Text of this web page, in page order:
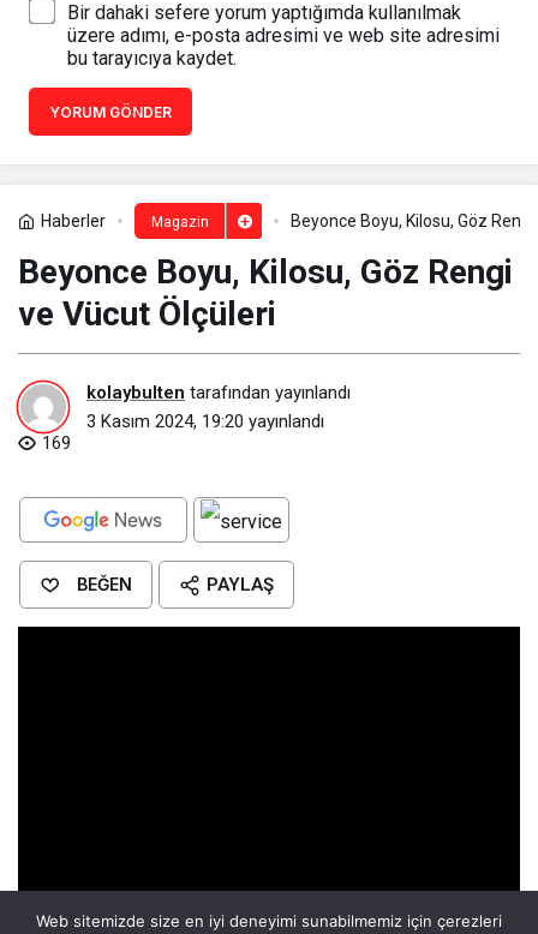
Bir dahaki sefere yorum yaptığımda kullanılmak
üzere adımı, e-posta adresimi ve web site adresimi
bu tarayıcıya kaydet.
YORUM GÖNDER
Haberler Magazin Beyonce Boyu, Kilosu, Göz
Beyonce Boyu, Kilosu, Göz Rengi
ve Vücut Ölçüleri
kolaybulten tarafından yayınlandı
3 Kasım 2024, 19:20 yayınlandı
169
BEĞEN PAYLAŞ
Web sitemizde size en iyi deneyimi sunabilmemiz için çerezleri